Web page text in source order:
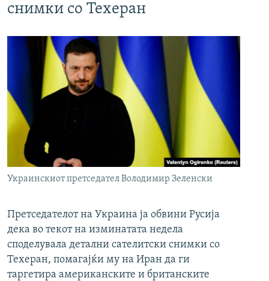
снимки со Техеран
Украинскиот претседател Володимир Зеленски
Претседателот на Украина ја обвини Русија
дека во текот на изминатата недела
споделувала детални сателитски снимки со
Техеран, помагајќи му на Иран да ги
таргетира американските и британските